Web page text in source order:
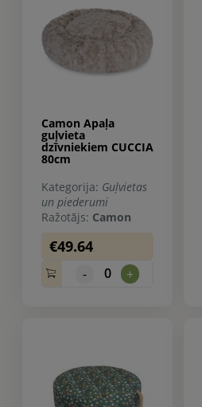
Camon Apaļa
guļvieta
dzīvniekiem CUCCIA
80cm
Kategorija: Guļvietas
un piederumi
Ražotājs: Camon
€49.64
- 0 +